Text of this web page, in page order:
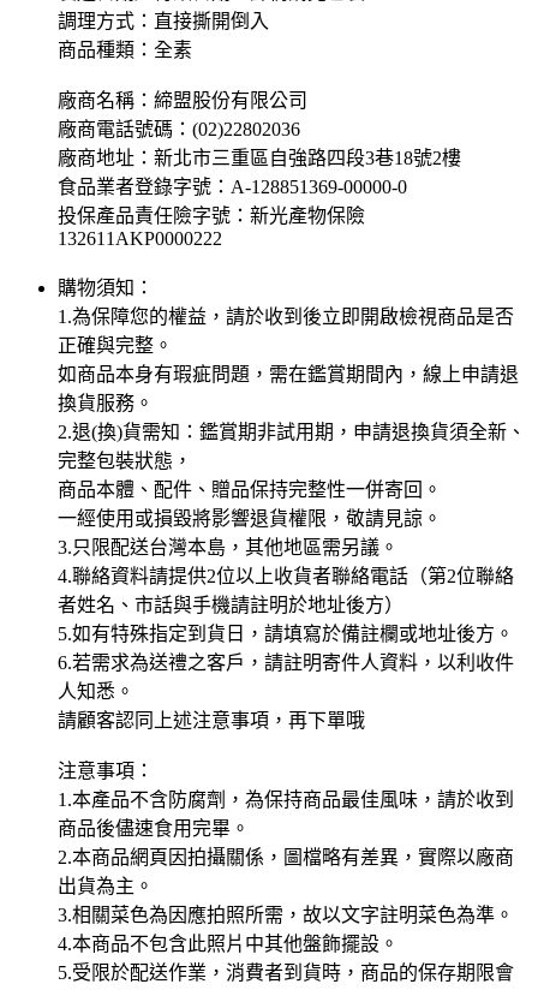
調理方式：直接撕開倒入
商品種類：全素
廠商名稱：締盟股份有限公司
廠商電話號碼：(02)22802036
廠商地址：新北市三重區自強路四段3巷18號2樓
食品業者登錄字號：A-128851369-00000-0
投保產品責任險字號：新光產物保險
132611AKP0000222
購物須知：
1.為保障您的權益，請於收到後立即開啟檢視商品是否
正確與完整。
如商品本身有瑕疵問題，需在鑑賞期間內，線上申請退
換貨服務。
2.退(換)貨需知：鑑賞期非試用期，申請退換貨須全新、
完整包裝狀態，
商品本體、配件、贈品保持完整性一併寄回。
一經使用或損毀將影響退貨權限，敬請見諒。
3.只限配送台灣本島，其他地區需另議。
4.聯絡資料請提供2位以上收貨者聯絡電話（第2位聯絡
者姓名、市話與手機請註明於地址後方）
5.如有特殊指定到貨日，請填寫於備註欄或地址後方。
6.若需求為送禮之客戶，請註明寄件人資料，以利收件
人知悉。
請顧客認同上述注意事項，再下單哦
注意事項：
1.本產品不含防腐劑，為保持商品最佳風味，請於收到
商品後儘速食用完畢。
2.本商品網頁因拍攝關係，圖檔略有差異，實際以廠商
出貨為主。
3.相關菜色為因應拍照所需，故以文字註明菜色為準。
4.本商品不包含此照片中其他盤飾擺設。
5.受限於配送作業，消費者到貨時，商品的保存期限會